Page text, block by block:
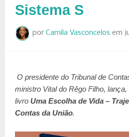
Sistema S
por Camila Vasconcelos em
O presidente do Tribunal de
ministro Vital do Rêgo Filho, lança,
livro Uma Escolha de Vida –
Contas da União.